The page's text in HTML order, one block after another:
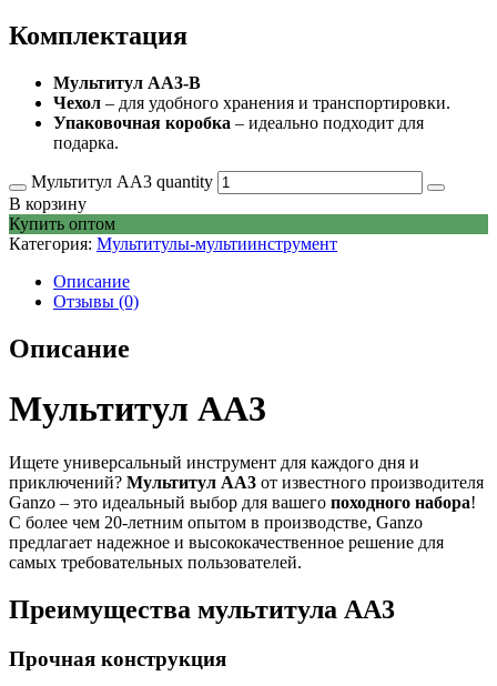
Комплектация
Мультитул АА3-В
Чехол – для удобного хранения и транспортировки.
Упаковочная коробка – идеально подходит для
подарка.
Мультитул АА3 quantity
В корзину
Купить оптом
Категория: Мультитулы-мультиинструмент
Описание
Отзывы (0)
Описание
Мультитул АА3
Ищете универсальный инструмент для каждого дня и
приключений? Мультитул АА3 от известного производителя
Ganzo – это идеальный выбор для вашего походного набора!
С более чем 20-летним опытом в производстве, Ganzo
предлагает надежное и высококачественное решение для
самых требовательных пользователей.
Преимущества мультитула АА3
Прочная конструкция